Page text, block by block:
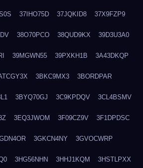
37IHO75D 37JQKID8 37X9FZP9
38O70PCO 38QUD9KX 39D3U3A0
39MGWN55 39PXKH1B 3A43DKQP
3BKC9MX3 3BORDPAR
3BYQ70GJ 3C9KPDQV 3CL4BSMV
3EQ3JWOM 3F09CZ9V 3F1DPDSC
3GKCN4NY 3GVOCWRP
3HG56NHN 3HHJ1KQM 3HSTLPXX